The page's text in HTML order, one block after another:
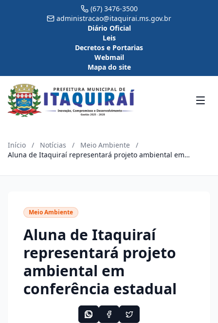
(67) 3476-3500
administracao@itaquirai.ms.gov.br
Diário Oficial
Leis
Decretos e Portarias
Webmail
Mapa do site
Início / Notícias / Meio Ambiente
/
Aluna de Itaquiraí representará projeto ambiental em
Meio Ambiente
Aluna de Itaquiraí
representará projeto
ambiental em
conferência estadual